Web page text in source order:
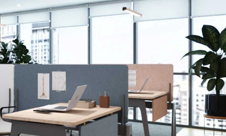
Wardrobe
Partition & Sliding Door